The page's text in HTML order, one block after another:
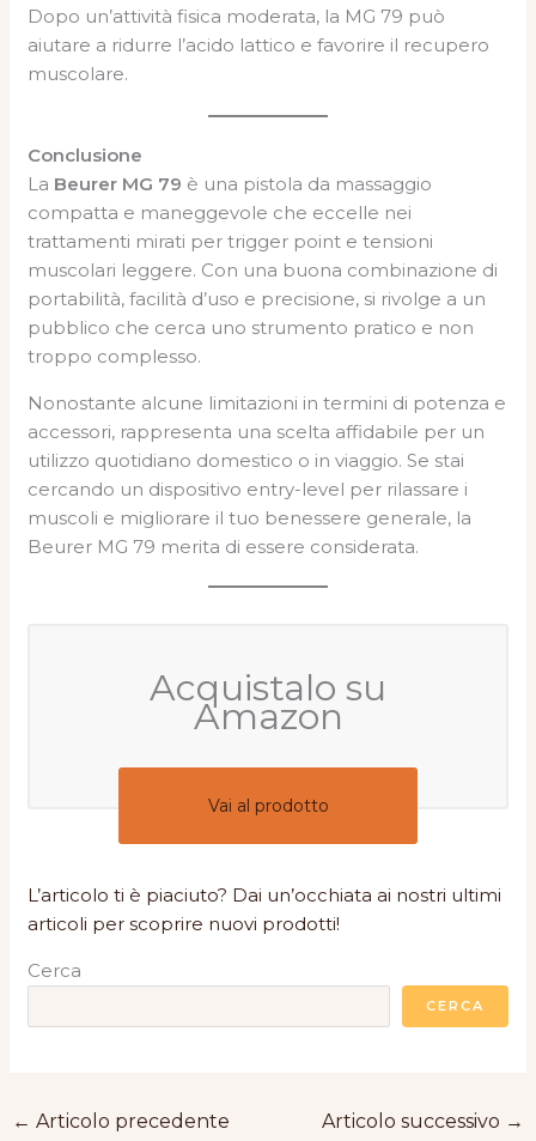
Dopo un’attività fisica moderata, la MG 79 può
aiutare a ridurre l’acido lattico e favorire il recupero
muscolare.
Conclusione
La Beurer MG 79 è una pistola da massaggio
compatta e maneggevole che eccelle nei
trattamenti mirati per trigger point e tensioni
muscolari leggere. Con una buona combinazione di
portabilità, facilità d’uso e precisione, si rivolge a un
pubblico che cerca uno strumento pratico e non
troppo complesso.
Nonostante alcune limitazioni in termini di potenza e
accessori, rappresenta una scelta affidabile per un
utilizzo quotidiano domestico o in viaggio. Se stai
cercando un dispositivo entry-level per rilassare i
muscoli e migliorare il tuo benessere generale, la
Beurer MG 79 merita di essere considerata.
Acquistalo su
Amazon
Vai al prodotto
L’articolo ti è piaciuto? Dai un’occhiata ai nostri ultimi
articoli per scoprire nuovi prodotti!
Cerca
CERCA
← Articolo precedente Articolo successivo →